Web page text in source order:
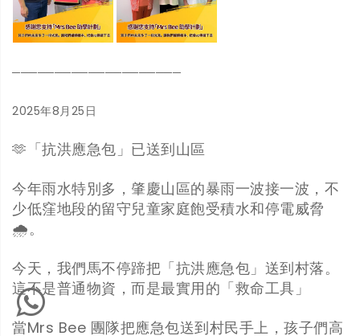
────────────────────
2025年8月25日
🫶「抗洪應急包」已送到山區
今年雨水特別多，肇慶山區的暴雨一波接一波，不
少低窪地段的留守兒童家庭飽受積水和停電威脅
🌧️。
今天，我們馬不停蹄把「抗洪應急包」送到村落。
這不是普通物資，而是最實用的「救命工具」
當Mrs Bee 團隊把應急包送到村民手上，孩子們高